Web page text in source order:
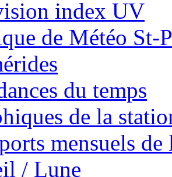
index UV
de Météo St-
du temps
de la
mensuels de
/ Lune